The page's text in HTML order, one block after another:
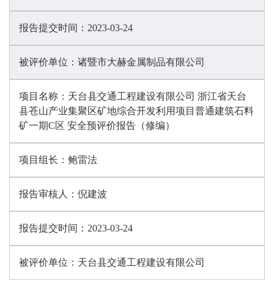
报告提交时间： 2023-03-24
被评价单位： 诸暨市大赫金属制品有限公司
项目名称： 天台县交通工程建设有限公司 浙江省天台
县苍山产业集聚区矿地综合开发利用项目普通建筑石料
矿一期C区 安全预评价报告（修编）
项目组长： 鲍雷法
报告审核人： 倪建波
报告提交时间： 2023-03-24
被评价单位： 天台县交通工程建设有限公司